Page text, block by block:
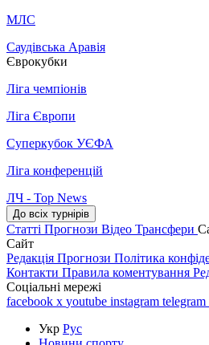
МЛС
Саудівська Аравія
Єврокубки
Ліга чемпіонів
Ліга Європи
Суперкубок УЄФА
Ліга конференцій
ЛЧ - Top News
До всіх турнірів
Статті Прогнози Відео Трансфери
Сайт
Редакція Прогнози Політика
Контакти Правила коментування
Соціальні мережі
facebook x youtube instagram telegram
Укр Рус